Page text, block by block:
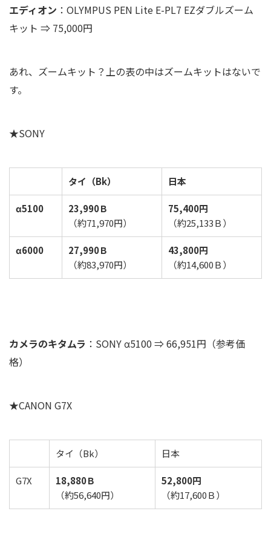
エディオン ：OLYMPUS PEN Lite E-PL7 EZダブルズーム
キット ⇒ 75,000円
あれ、ズームキット？上の表の中はズームキットはないで
す。
★SONY
タイ（Bk） 日本
α5100
23,990Ｂ
（約71,970円）
75,400円
（約25,133Ｂ）
α6000
27,990Ｂ
（約83,970円）
43,800円
（約14,600Ｂ）
カメラのキタムラ ：SONY α5100 ⇒ 66,951円（参考価
格）
★CANON G7X
タイ（Bk） 日本
G7X
18,880Ｂ
（約56,640円）
52,800円
（約17,600Ｂ）